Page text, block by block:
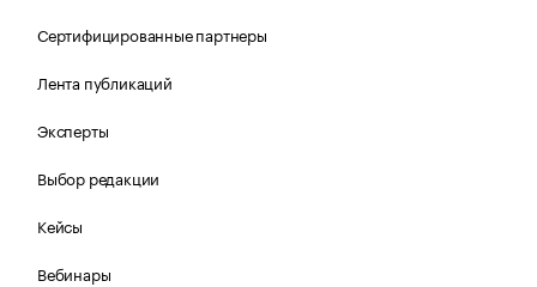
Сертифицированные партнеры
Лента публикаций
Эксперты
Выбор редакции
Кейсы
Вебинары